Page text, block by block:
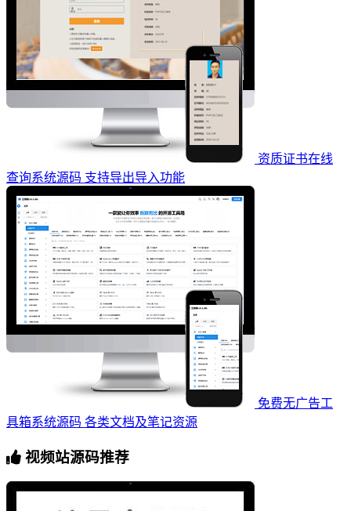
资质证书在线
查询系统源码 支持导出导入功能
免费无广告工
具箱系统源码 各类文档及笔记资源
视频站源码推荐